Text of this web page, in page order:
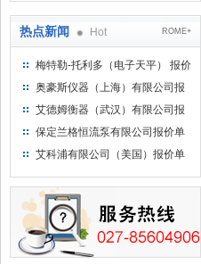
热点新闻 Hot ROME+
梅特勒-托利多（电子天平） 报价
单
奥豪斯仪器（上海）有限公司报
价单
艾德姆衡器（武汉）有限公司报
价单
保定兰格恒流泵有限公司报价单
艾科浦有限公司（美国）报价单